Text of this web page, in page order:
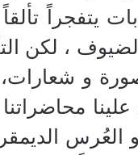
يتفجراً
، لكن
صورة و
علينا
العُرس